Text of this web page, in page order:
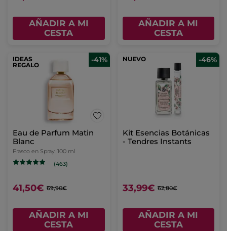
AÑADIR A MI
CESTA
AÑADIR A MI
CESTA
IDEAS
REGALO
-41%
Eau de Parfum Matin
Blanc
Frasco en Spray 100 ml
(463)
41,50€ 69,90€
AÑADIR A MI
CESTA
NUEVO -46%
Kit Esencias Botánicas
- Tendres Instants
33,99€ 62,80€
AÑADIR A MI
CESTA